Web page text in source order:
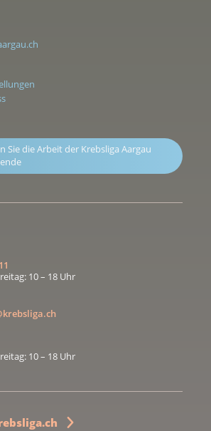
Sie die Arbeit der Krebsliga Aargau
10 – 18 Uhr
10 – 18 Uhr